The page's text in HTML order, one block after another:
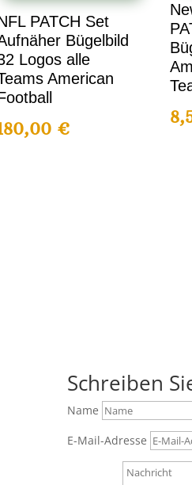
PATCH Set
Bügelbild
Logos alle
American
€
Schreiben
Name
E-Mail-Adresse